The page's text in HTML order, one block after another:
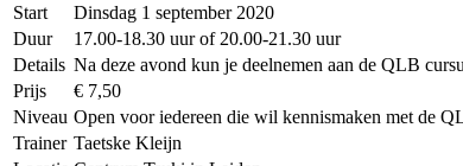
Start
Dinsdag 1 september 2020
Duur
17.00-18.30 uur of 20.00-21.30 uur
Details Na deze avond kun je deelnemen aan de QLB
Prijs
€ 7,50
Niveau Open voor iedereen die wil kennismaken met de
Trainer Taetske Kleijn